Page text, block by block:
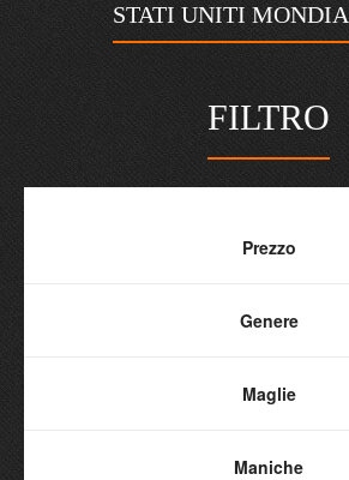
STATI UNITI
FILTRO
Prezzo
Genere
Maglie
Maniche